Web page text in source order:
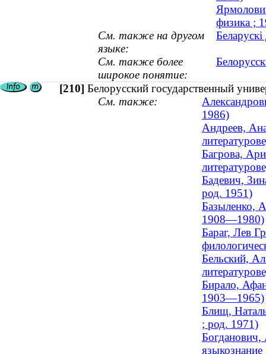
физика ;
См. также на другом
языке:
См. также более
широкое понятие:
[210] Белорусский государственный
См. также:
1986)
Андреев,
Багрова,
Бадевич,
род. 1951)
Базыленко,
1908—1980)
Бараг, Лев
Бельский,
Бирало,
1903—1965)
Блищ,
; род. 1971)
Богданович,